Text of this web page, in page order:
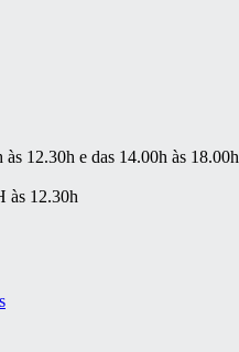
12.30h e das 14.00h às 18.00h
às 12.30h